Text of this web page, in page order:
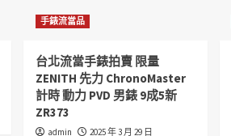
手錶流當品
台北流當手錶拍賣 限量
ZENITH 先力 ChronoMaster
計時 動力 PVD 男錶 9成5新
ZR373
admin 2025 年 3 月 29 日